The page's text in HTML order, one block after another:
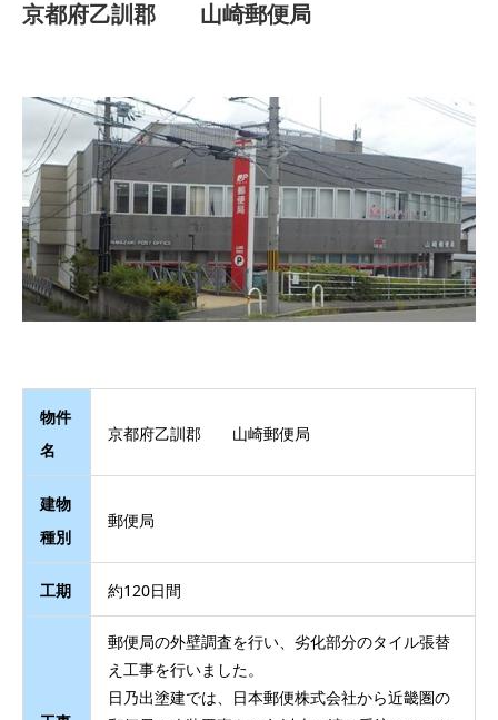
京都府乙訓郡 山崎郵便局
物件
名
京都府乙訓郡 山崎郵便局
建物
種別
郵便局
工期 約120日間
郵便局の外壁調査を行い、劣化部分のタイル張替
え工事を行いました。
日乃出塗建では、日本郵便株式会社から近畿圏の